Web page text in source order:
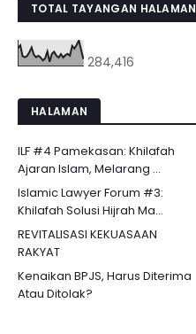
TOTAL TAYANGAN HALAMAN
284,416
HALAMAN
ILF #4 Pamekasan: Khilafah
Ajaran Islam, Melarang ...
Islamic Lawyer Forum #3:
Khilafah Solusi Hijrah Ma...
REVITALISASI KEKUASAAN
RAKYAT
Kenaikan BPJS, Harus Diterima
Atau Ditolak?